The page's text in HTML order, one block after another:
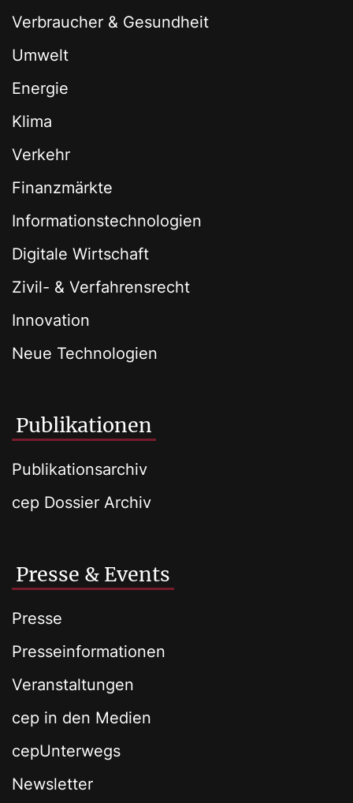
Verbraucher & Gesundheit
Umwelt
Energie
Klima
Verkehr
Finanzmärkte
Informationstechnologien
Digitale Wirtschaft
Zivil- & Verfahrensrecht
Innovation
Neue Technologien
Publikationen
Publikationsarchiv
cep Dossier Archiv
Presse & Events
Presse
Presseinformationen
Veranstaltungen
cep in den Medien
cepUnterwegs
Newsletter